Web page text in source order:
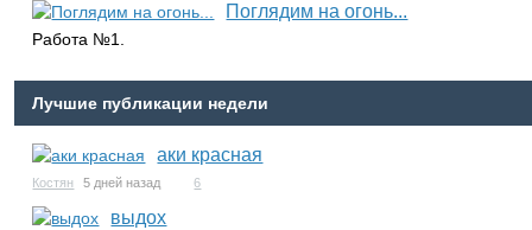
Поглядим на огонь...
Работа №1.
Лучшие публикации недели
аки красная
Костян 5 дней назад 6
выдох